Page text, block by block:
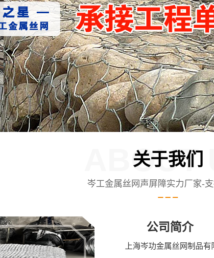
关于我们
ABOUT
岑工金属丝网声屏障实力厂家-支
公司简介
上海岑功金属丝网制品